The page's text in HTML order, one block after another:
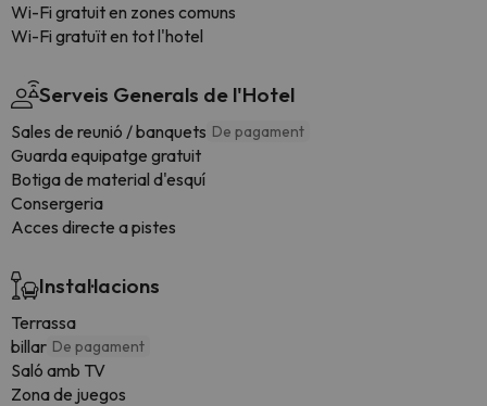
Wi-Fi gratuit en zones comuns
Wi-Fi gratuït en tot l'hotel
Serveis Generals de l'Hotel
Sales de reunió / banquets De pagament
Guarda equipatge gratuit
Botiga de material d'esquí
Consergeria
Acces directe a pistes
Instal·lacions
Terrassa
billar De pagament
Saló amb TV
Zona de juegos